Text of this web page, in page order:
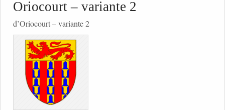
Oriocourt – variante 2
d’Oriocourt – variante 2